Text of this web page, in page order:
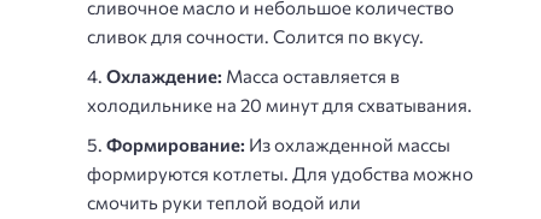
сливочное масло и небольшое количество
сливок для сочности. Солится по вкусу.
Охлаждение: Масса оставляется в
холодильнике на 20 минут для схватывания.
Формирование: Из охлажденной массы
формируются котлеты. Для удобства можно
смочить руки теплой водой или